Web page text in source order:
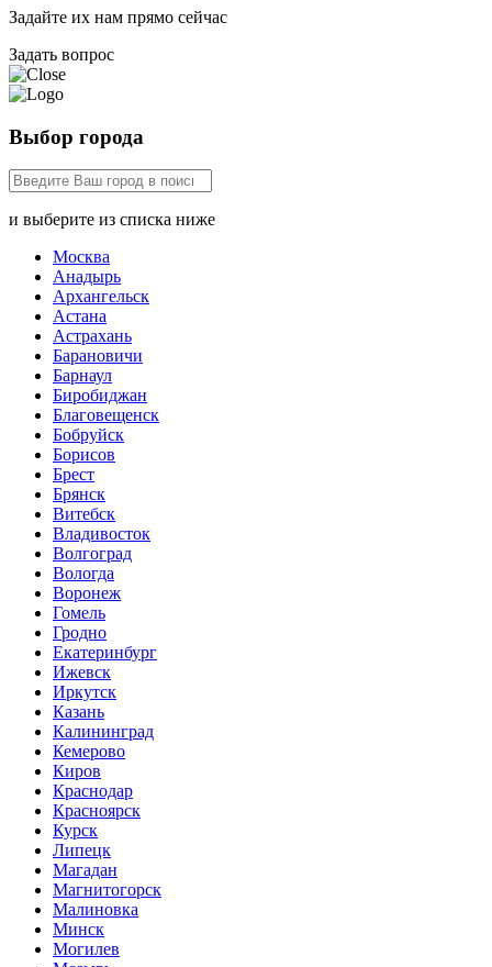
Задайте их нам прямо сейчас
Задать вопрос
Выбор города
и выберите из списка ниже
Москва
Анадырь
Архангельск
Астана
Астрахань
Барановичи
Барнаул
Биробиджан
Благовещенск
Бобруйск
Борисов
Брест
Брянск
Витебск
Владивосток
Волгоград
Вологда
Воронеж
Гомель
Гродно
Екатеринбург
Ижевск
Иркутск
Казань
Калининград
Кемерово
Киров
Краснодар
Красноярск
Курск
Липецк
Магадан
Магнитогорск
Малиновка
Минск
Могилев